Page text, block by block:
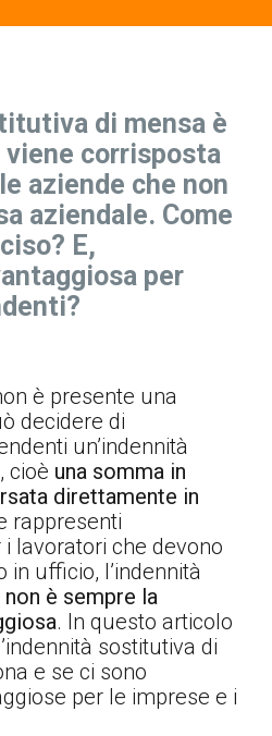
di mensa è
viene corrisposta
aziende che non
aziendale. Come
E,
per
è presente una
decidere di
un’indennità
cioè una somma in
direttamente in
rappresenti
i lavoratori che devono
ufficio, l’indennità
non è sempre la
. In questo articolo
sostitutiva di
e se ci sono
per le imprese e i